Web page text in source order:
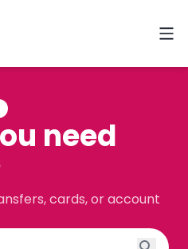
need
cards, or account